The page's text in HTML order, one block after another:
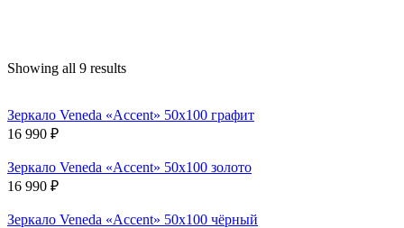
Showing all 9 results
Зеркало Veneda «Accent» 50х100 графит
16 990 ₽
Зеркало Veneda «Accent» 50х100 золото
16 990 ₽
Зеркало Veneda «Accent» 50х100 чёрный